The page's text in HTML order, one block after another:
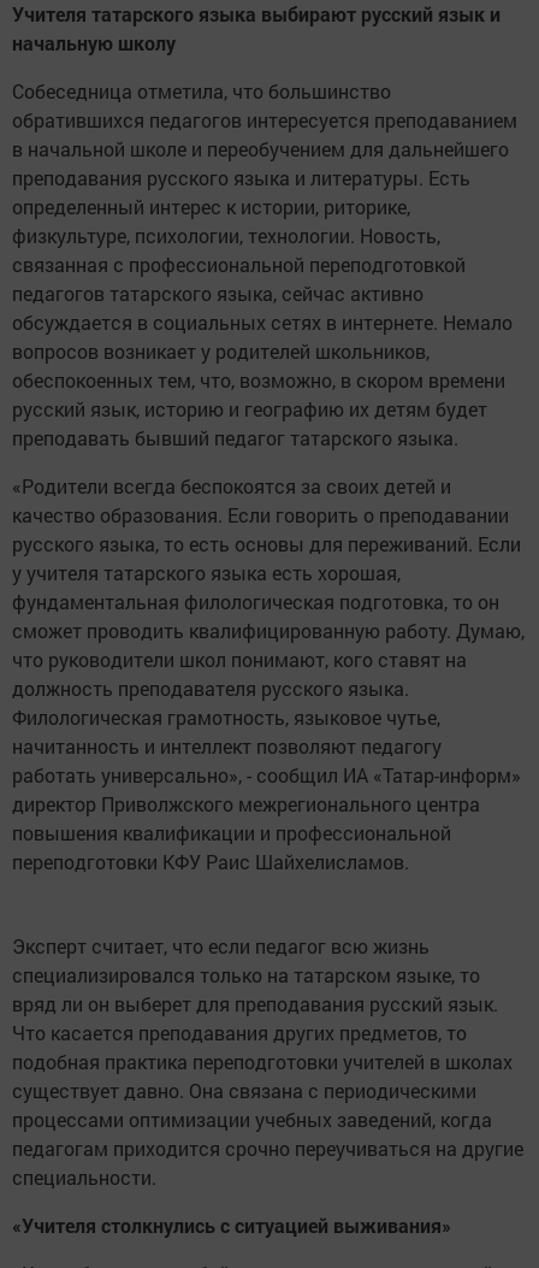
Учителя татарского языка выбирают русский язык и
начальную школу
Собеседница отметила, что большинство
обратившихся педагогов интересуется преподаванием
в начальной школе и переобучением для дальнейшего
преподавания русского языка и литературы. Есть
определенный интерес к истории, риторике,
физкультуре, психологии, технологии. Новость,
связанная с профессиональной переподготовкой
педагогов татарского языка, сейчас активно
обсуждается в социальных сетях в интернете. Немало
вопросов возникает у родителей школьников,
обеспокоенных тем, что, возможно, в скором времени
русский язык, историю и географию их детям будет
преподавать бывший педагог татарского языка.
«Родители всегда беспокоятся за своих детей и
качество образования. Если говорить о преподавании
русского языка, то есть основы для переживаний. Если
у учителя татарского языка есть хорошая,
фундаментальная филологическая подготовка, то он
сможет проводить квалифицированную работу. Думаю,
что руководители школ понимают, кого ставят на
должность преподавателя русского языка.
Филологическая грамотность, языковое чутье,
начитанность и интеллект позволяют педагогу
работать универсально», - сообщил ИА «Татар-информ»
директор Приволжского межрегионального центра
повышения квалификации и профессиональной
переподготовки КФУ Раис Шайхелисламов.
Эксперт считает, что если педагог всю жизнь
специализировался только на татарском языке, то
вряд ли он выберет для преподавания русский язык.
Что касается преподавания других предметов, то
подобная практика переподготовки учителей в школах
существует давно. Она связана с периодическими
процессами оптимизации учебных заведений, когда
педагогам приходится срочно переучиваться на другие
специальности.
«Учителя столкнулись с ситуацией выживания»